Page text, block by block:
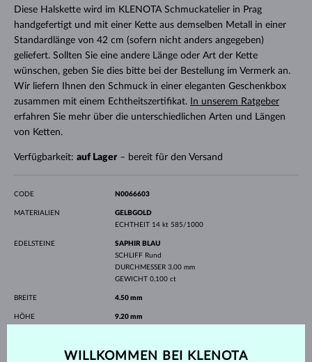
Diese Halskette wird im KLENOTA Schmuckatelier in Prag
handgefertigt und mit einer Kette aus demselben Metall in einer
Standardlänge von 42 cm (sofern nicht anders angegeben)
geliefert. Sollten Sie eine andere Länge oder Art der Kette
wünschen, geben Sie dies bitte bei der Bestellung im Vermerk an.
Wir liefern Ihnen den Schmuck in einer eleganten Geschenkbox
zusammen mit einem Echtheitszertifikat.
In unserem Ratgeber
erfahren Sie mehr über die unterschiedlichen Arten und Längen
von Ketten.
Verfügbarkeit: auf Lager– bereit für den Versand
CODE N0066603
MATERIALIEN
GELBGOLD
ECHTHEIT 14 kt 585/1000
EDELSTEINE
SAPHIR BLAU
SCHLIFF Rund
DURCHMESSER 3.00 mm
GEWICHT 0.100 ct
BREITE 4.50 mm
HÖHE 9.20 mm
1.25 g
WILLKOMMEN BEI KLENOTA